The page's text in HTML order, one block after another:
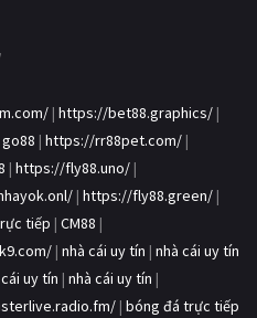
| https://bet88.graphics/ |
go88 | https://rr88pet.com/ |
| https://fly88.uno/ |
| https://fly88.green/ |
tiếp | CM88 |
| nhà cái uy tín | nhà cái uy tín
uy tín | nhà cái uy tín |
| bóng đá trực tiếp